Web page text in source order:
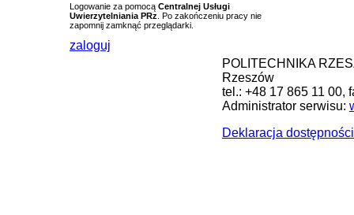
Logowanie za pomocą Centralnej Usługi
Uwierzytelniania PRz . Po zakończeniu pracy nie
zapomnij zamknąć przeglądarki.
zaloguj
POLITECHNIKA
Rzeszów
tel.: +48 17 865 11 00,
Administrator serwisu:
Deklaracja dostępności